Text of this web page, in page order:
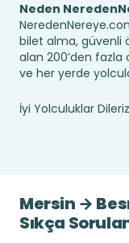
Neden
bilet alma, güvenli
alan 200’den
ve her yerde
İyi Yolculuklar
Mersin →
Sıkça